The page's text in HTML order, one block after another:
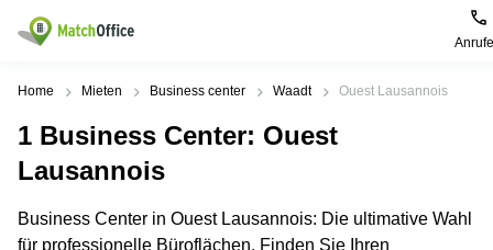
Mieten / Vermieten
Produktseiten
Business
Beliebte
Städte
Coworking
Zürich
Beliebte
Suchanfragen
Leutschenbachstrasse
95 Zürich
Hilfe
Home Mieten Business center Waadt Ouest Lausannois
1 Business Center: Ouest
Lausannois
Business Center in Ouest Lausannois: Die ultimative Wahl
für professionelle Büroflächen. Finden Sie Ihren